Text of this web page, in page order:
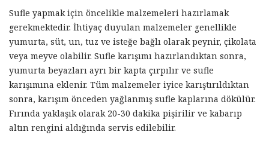
Sufle yapmak için öncelikle malzemeleri hazırlamak
gerekmektedir. İhtiyaç duyulan malzemeler genellikle
yumurta, süt, un, tuz ve isteğe bağlı olarak peynir, çikolata
veya meyve olabilir. Sufle karışımı hazırlandıktan sonra,
yumurta beyazları ayrı bir kapta çırpılır ve sufle
karışımına eklenir. Tüm malzemeler iyice karıştırıldıktan
sonra, karışım önceden yağlanmış sufle kaplarına dökülür.
Fırında yaklaşık olarak 20-30 dakika pişirilir ve kabarıp
altın rengini aldığında servis edilebilir.